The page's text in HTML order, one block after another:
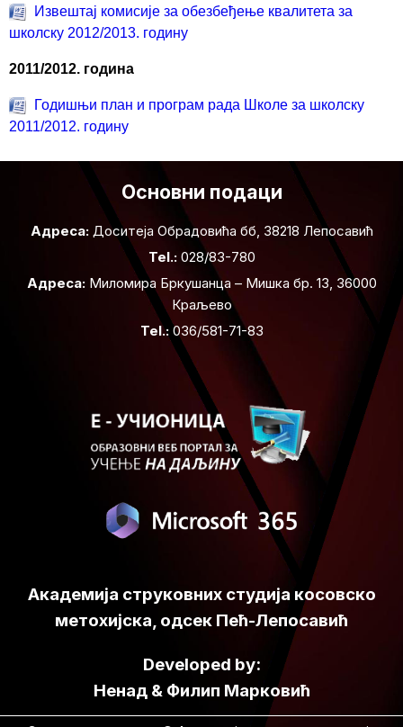
Извештај комисије за обезбеђење квалитета за
школску 2012/2013. годину
2011/2012. година
Годишњи план и програм рада Школе за школску
2011/2012. годину
Основни подаци
Адреса:Доситеја Обрадовића бб, 38218 Лепосавић
Tel.:028/83-780
Адреса:Миломира Бркушанца – Мишка бр. 13, 36000
Краљево
Tel.:036/581-71-83
Академија струковних студија косовско
метохијска, одсек Пећ-Лепосавић
Developed by:
Ненад& Филип Марковић